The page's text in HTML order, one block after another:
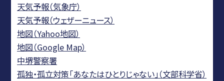
天気予報（気象庁）
天気予報（ウェザーニュース）
地図（Yahoo地図）
地図（Google Map）
中堺警察署
孤独・孤立対策「あなたはひとりじゃない」（文部科学省）